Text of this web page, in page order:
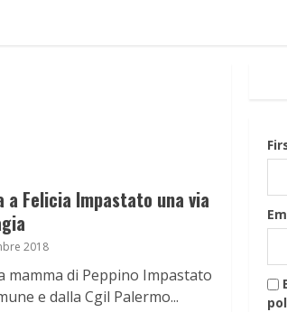
Felicia Impastato una via
2018
mamma di Peppino Impastato
e dalla Cgil Palermo...